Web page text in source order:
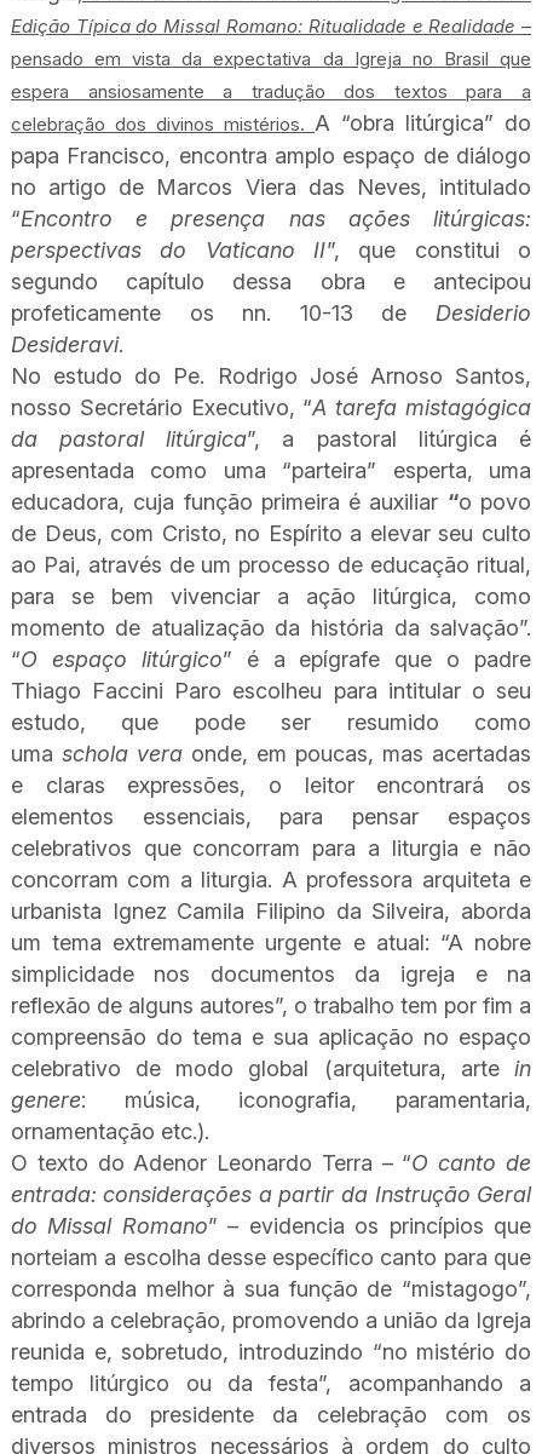
Edição Típica do Missal Romano: Ritualidade e Realidade –
pensado em vista da expectativa da Igreja no Brasil que
espera ansiosamente a tradução dos textos para a
celebração dos divinos mistérios. A “obra litúrgica” do
papa Francisco, encontra amplo espaço de diálogo
no artigo de Marcos Viera das Neves, intitulado
“Encontro e presença nas ações litúrgicas:
perspectivas do Vaticano II”, que constitui o
segundo capítulo dessa obra e antecipou
profeticamente os nn. 10-13 de Desiderio
Desideravi.
No estudo do Pe. Rodrigo José Arnoso Santos,
nosso Secretário Executivo, “A tarefa mistagógica
da pastoral litúrgica”, a pastoral litúrgica é
apresentada como uma “parteira” esperta, uma
educadora, cuja função primeira é auxiliar “o povo
de Deus, com Cristo, no Espírito a elevar seu culto
ao Pai, através de um processo de educação ritual,
para se bem vivenciar a ação litúrgica, como
momento de atualização da história da salvação”.
“O espaço litúrgico” é a epígrafe que o padre
Thiago Faccini Paro escolheu para intitular o seu
estudo, que pode ser resumido como
uma schola veraonde, em poucas, mas acertadas
e claras expressões, o leitor encontrará os
elementos essenciais, para pensar espaços
celebrativos que concorram para a liturgia e não
concorram com a liturgia. A professora arquiteta e
urbanista Ignez Camila Filipino da Silveira, aborda
um tema extremamente urgente e atual: “A nobre
simplicidade nos documentos da igreja e na
reflexão de alguns autores”, o trabalho tem por fim a
compreensão do tema e sua aplicação no espaço
celebrativo de modo global (arquitetura, artein
genere: música, iconografia, paramentaria,
ornamentação etc.).
O texto do Adenor Leonardo Terra – “O canto de
entrada: considerações a partir da Instrução Geral
do Missal Romano” – evidencia os princípios que
norteiam a escolha desse específico canto para que
corresponda melhor à sua função de “mistagogo”,
abrindo a celebração, promovendo a união da Igreja
reunida e, sobretudo, introduzindo “no mistério do
tempo litúrgico ou da festa”, acompanhando a
entrada do presidente da celebração com os
diversos ministros necessários à ordem do culto